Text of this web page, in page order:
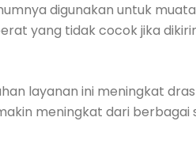
digunakan untuk
yang tidak cocok jika
layanan ini meningkat
meningkat dari berbagai